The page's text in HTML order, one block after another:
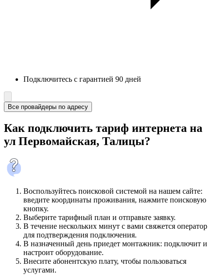
Подключитесь с гарантией 90 дней
Все провайдеры по адресу
Как подключить тариф интернета на
ул Первомайская, Талицы?
Воспользуйтесь поисковой системой на нашем сайте:
введите координаты проживания, нажмите поисковую
кнопку.
Выберите тарифный план и отправьте заявку.
В течение нескольких минут с вами свяжется оператор
для подтверждения подключения.
В назначенный день приедет монтажник: подключит и
настроит оборудование.
Внесите абонентскую плату, чтобы пользоваться
услугами.